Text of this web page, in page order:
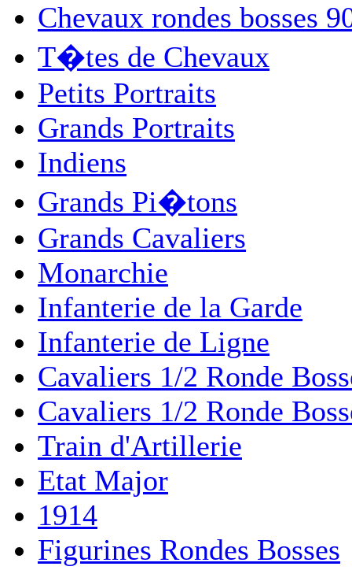
Chevaux rondes bosses
T�tes de Chevaux
Petits Portraits
Grands Portraits
Indiens
Grands Pi�tons
Grands Cavaliers
Monarchie
Infanterie de la Garde
Infanterie de Ligne
Cavaliers 1/2 Ronde
Cavaliers 1/2 Ronde
Train d'Artillerie
Etat Major
1914
Figurines Rondes Bosses